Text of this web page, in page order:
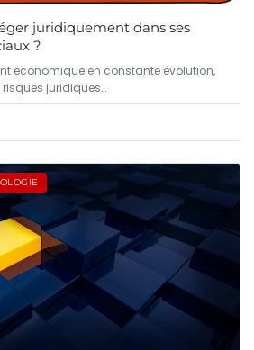
juridiquement dans ses
?
économique en constante évolution,
juridiques…